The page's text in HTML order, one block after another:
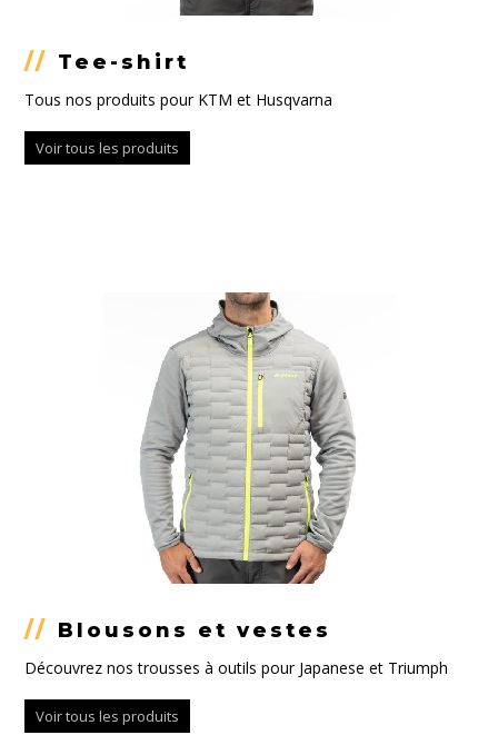
// Tee-shirt
Tous nos produits pour KTM et Husqvarna
Voir tous les produits
// Blousons et vestes
Découvrez nos trousses à outils pour Japanese et Triumph
Voir tous les produits